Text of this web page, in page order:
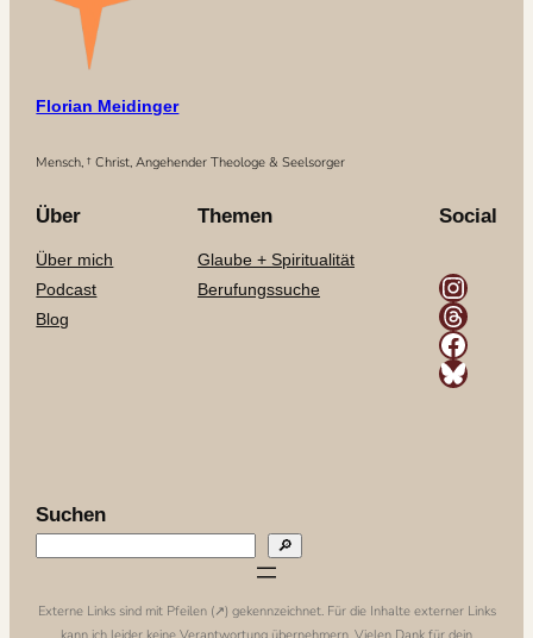
Florian Meidinger
Mensch, † Christ, Angehender Theologe & Seelsorger
Über
Über mich
Podcast
Blog
Themen
Glaube + Spiritualität
Berufungssuche
Social
Instagram
Threads
Facebook
Bluesky
Suchen
🔎
Externe Links sind mit Pfeilen (↗️) gekennzeichnet. Für die Inhalte externer Links